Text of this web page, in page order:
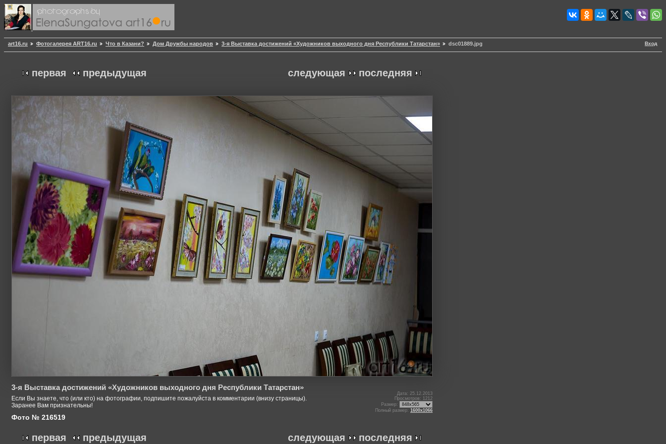
Вход
art16.ru Фотогалерея ART16.ru Что в Казани? Дом Дружбы народов 3-я Выставка достижений «Художников выходного дня Республики Татарстан» dsc01889.jpg
следующая последняя
первая предыдущая
3-я Выставка достижений «Художников выходного дня Республики Татарстан»
Если Вы знаете, что (или кто) на фотографии, подпишите пожалуйста в комментарии (внизу страницы).
Заранее Вам признательны!
Фото № 216519
Дата: 25.12.2013
Просмотров: 1212
Размер:
Полный размер: 1600x1066
следующая последняя
первая предыдущая